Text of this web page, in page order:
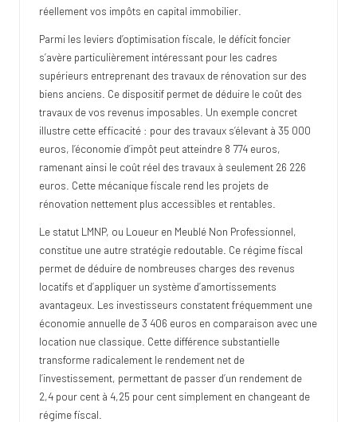
réellement vos impôts en capital immobilier.
Parmi les leviers d’optimisation fiscale, le déficit foncier
s’avère particulièrement intéressant pour les cadres
supérieurs entreprenant des travaux de rénovation sur des
biens anciens . Ce dispositif permet de déduire le coût des
travaux de vos revenus imposables. Un exemple concret
illustre cette efficacité : pour des travaux s’élevant à 35 000
euros, l’économie d’impôt peut atteindre 8 774 euros,
ramenant ainsi le coût réel des travaux à seulement 26 226
euros. Cette mécanique fiscale rend les projets de
rénovation nettement plus accessibles et rentables.
Le statut LMNP, ou Loueur en Meublé Non Professionnel,
constitue une autre stratégie redoutable. Ce régime fiscal
permet de déduire de nombreuses charges des revenus
locatifs et d’appliquer un système d’amortissements
avantageux. Les investisseurs constatent fréquemment une
économie annuelle de 3 406 euros en comparaison avec une
location nue classique. Cette différence substantielle
transforme radicalement le rendement net de
l’investissement, permettant de passer d’un rendement de
2,4 pour cent à 4,25 pour cent simplement en changeant de
régime fiscal.